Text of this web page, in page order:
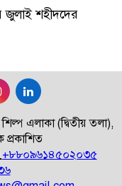
জুলাই শহীদদের
এলাকা (দ্বিতীয় তলা),
প্রকাশিত
+৮৮০৯৬১৪৫০২০৩৫